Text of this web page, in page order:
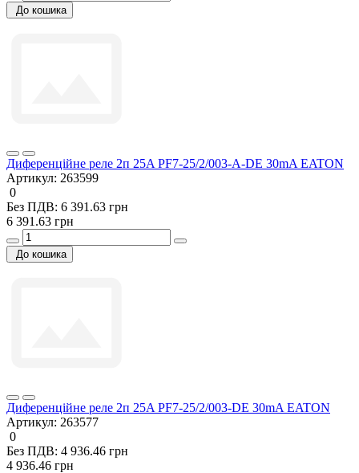
До кошика
Диференційне реле 2п 25A PF7-25/2/003-А-DE 30mA EATON
Артикул: 263599
0
Без ПДВ: 6 391.63 грн
6 391.63 грн
До кошика
Диференційне реле 2п 25A PF7-25/2/003-DE 30mA EATON
Артикул: 263577
0
Без ПДВ: 4 936.46 грн
4 936.46 грн